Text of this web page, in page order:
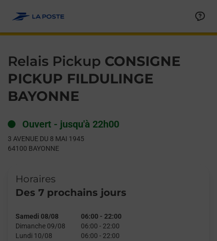
Relais Pickup CONSIGNE
PICKUP FILDULINGE
BAYONNE
Ouvert - jusqu'à 22h00
3 AVENUE DU 8 MAI 1945
64100 BAYONNE
Horaires
Des 7 prochains jours
Samedi 08/08 06:00 - 22:00
Dimanche 09/08
06:00 - 22:00
Lundi 10/08
06:00 - 22:00